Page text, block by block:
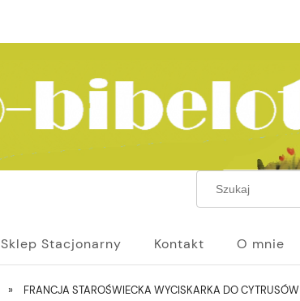
Sklep Stacjonarny Kontakt O mnie
» FRANCJA STAROŚWIECKA WYCISKARKA DO CYTRUSÓW